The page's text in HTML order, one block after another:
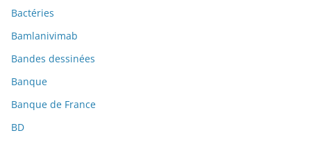
Bactéries
Bamlanivimab
Bandes dessinées
Banque
Banque de France
BD